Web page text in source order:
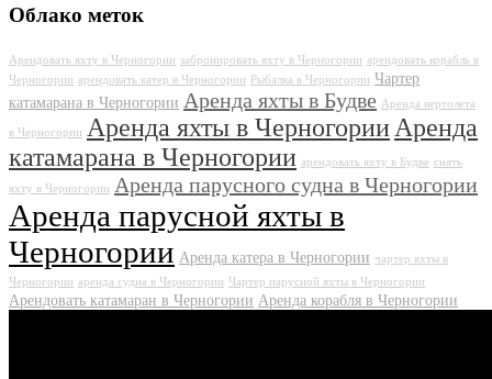
Облако меток
Арендовать яхту в Черногории забронировать яхту в Черногории арендовать корабль в
Черногории арендовать катер в Черногории Рыбалка в Черногории Чартер
катамарана в Черногории Аренда яхты в Будве Аренда вертолета
в Черногории Аренда яхты в Черногории Аренда
катамарана в Черногории арендовать яхту в Будве снять
яхту в Черногории Аренда парусного судна в Черногории
Аренда парусной яхты в
Черногории Аренда катера в Черногории чартер яхты в
Черногории аренда судна в Черногории Чартер парусной яхты в Черногории
Арендовать катамаран в Черногории Аренда корабля в Черногории